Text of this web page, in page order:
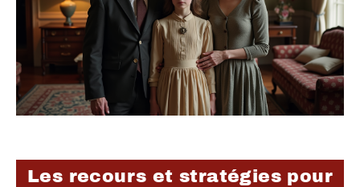
Les recours et stratégies pour